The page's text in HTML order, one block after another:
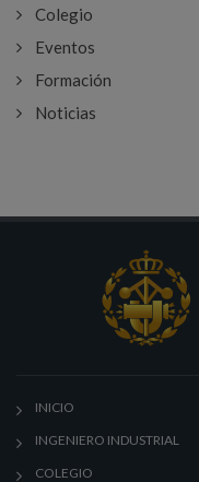
Colegio
Eventos
Formación
Noticias
INICIO
INGENIERO INDUSTRIAL
COLEGIO